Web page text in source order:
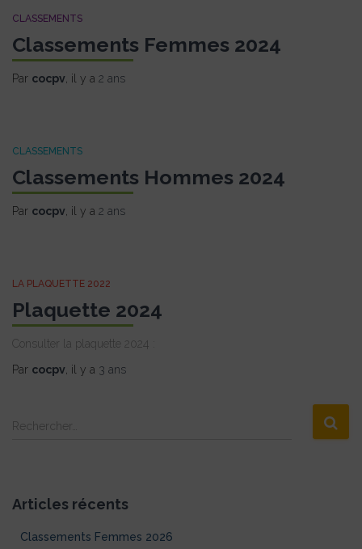
CLASSEMENTS
Classements Femmes 2024
Par cocpv , il y a 2 ans
CLASSEMENTS
Classements Hommes 2024
Par cocpv , il y a 2 ans
LA PLAQUETTE 2022
Plaquette 2024
Consulter la plaquette 2024 :
Par cocpv , il y a 3 ans
R
r
Rechercher…
Articles récents
Classements Femmes 2026